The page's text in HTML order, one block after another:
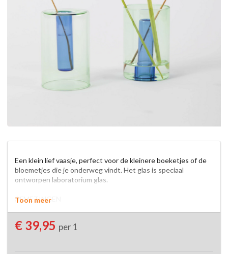
Een klein lief vaasje, perfect voor de kleinere boeketjes of de
bloemetjes die je onderweg vindt. Het glas is speciaal
ontworpen laboratorium glas.
AFMETINGEN
MATERIAAL
Toon meer
€ 39,95 per 1